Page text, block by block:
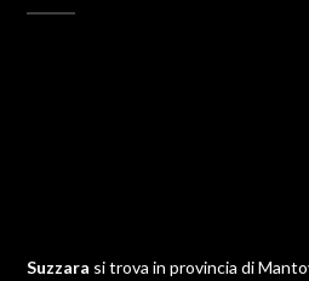
Suzzara si trova in provincia di